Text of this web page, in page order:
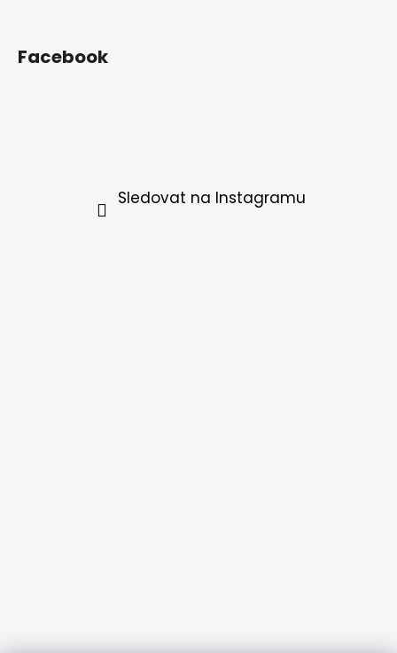
Facebook
Sledovat na Instagramu